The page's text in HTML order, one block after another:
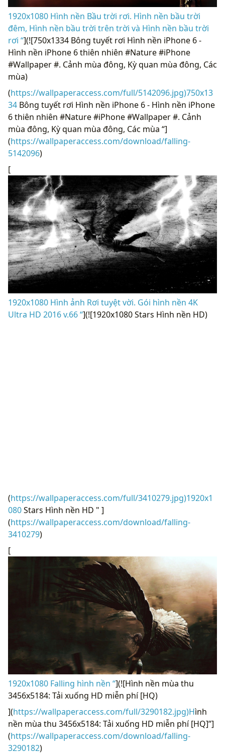
1920x1080 Hình nền Bầu trời rơi. Hình nền bầu trời
đêm, Hình nền bầu trời trên trời và Hình nền bầu trời
rơi “](![750x1334 Bông tuyết rơi Hình nền iPhone 6 -
Hình nền iPhone 6 thiên nhiên #Nature #iPhone
#Wallpaper #. Cảnh mùa đông, Kỳ quan mùa đông, Các
mùa)
(https://wallpaperaccess.com/full/5142096.jpg)750x13
34 Bông tuyết rơi Hình nền iPhone 6 - Hình nền iPhone
6 thiên nhiên #Nature #iPhone #Wallpaper #. Cảnh
mùa đông, Kỳ quan mùa đông, Các mùa “]
(https://wallpaperaccess.com/download/falling-
5142096)
[
1920x1080 Hình ảnh Rơi tuyệt vời. Gói hình nền 4K
Ultra HD 2016 v.66 “](![1920x1080 Stars Hình nền HD)
(https://wallpaperaccess.com/full/3410279.jpg)1920x1
080Stars Hình nền HD " ]
(https://wallpaperaccess.com/download/falling-
3410279)
[
1920x1080 Falling hình nền “](![Hình nền mùa thu
3456x5184: Tải xuống HD miễn phí [HQ)
](https://wallpaperaccess.com/full/3290182.jpg)Hình
nền mùa thu 3456x5184: Tải xuống HD miễn phí [HQ]”]
(https://wallpaperaccess.com/download/falling-
3290182)